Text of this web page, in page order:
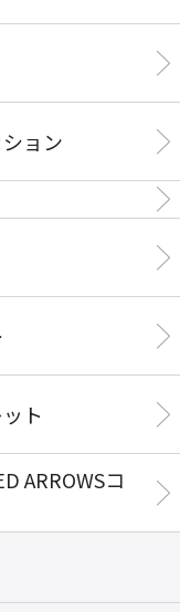
ョン
ト
ARROWSコ